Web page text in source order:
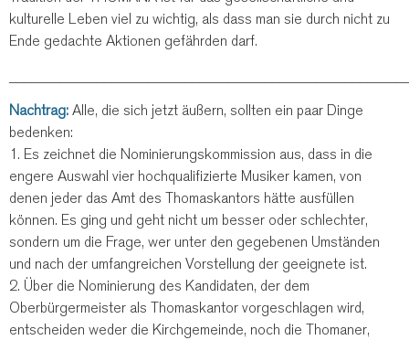
kulturelle Leben viel zu wichtig, als dass man sie durch nicht zu
Ende gedachte Aktionen gefährden darf.
Nachtrag: Alle, die sich jetzt äußern, sollten ein paar Dinge
bedenken:
1. Es zeichnet die Nominierungskommission aus, dass in die
engere Auswahl vier hochqualifizierte Musiker kamen, von
denen jeder das Amt des Thomaskantors hätte ausfüllen
können. Es ging und geht nicht um besser oder schlechter,
sondern um die Frage, wer unter den gegebenen Umständen
und nach der umfangreichen Vorstellung der geeignete ist.
2. Über die Nominierung des Kandidaten, der dem
Oberbürgermeister als Thomaskantor vorgeschlagen wird,
entscheiden weder die Kirchgemeinde, noch die Thomaner,